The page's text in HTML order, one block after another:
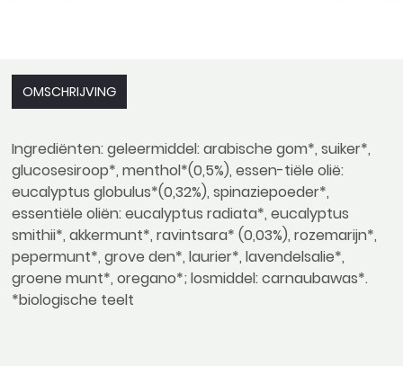
OMSCHRIJVING
Ingrediënten: geleermiddel: arabische gom*, suiker*,
glucosesiroop*, menthol*(0,5%), essen-tiële olië:
eucalyptus globulus*(0,32%), spinaziepoeder*,
essentiële oliën: eucalyptus radiata*, eucalyptus
smithii*, akkermunt*, ravintsara* (0,03%), rozemarijn*,
pepermunt*, grove den*, laurier*, lavendelsalie*,
groene munt*, oregano*; losmiddel: carnaubawas*.
*biologische teelt